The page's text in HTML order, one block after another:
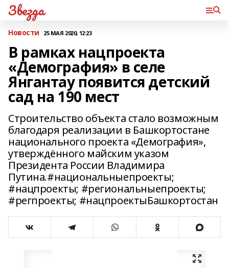
Звезда
Новости 25 МАЯ 2020, 12:23
В рамках нацпроекта
«Демография» в селе
Янгантау появится детский
сад на 190 мест
Строительство объекта стало возможным
благодаря реализации в Башкортостане
национального проекта «Демография»,
утверждённого майским указом
Президента России Владимира
Путина.#национальныепроекты;
#нацпроекты; #региональныепроекты;
#регпроекты; #нацпроектыБашкортостан